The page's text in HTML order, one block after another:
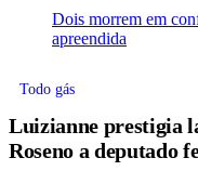
Dois morrem em
apreendida
Todo gás
Luizianne prestigia
Roseno a deputado